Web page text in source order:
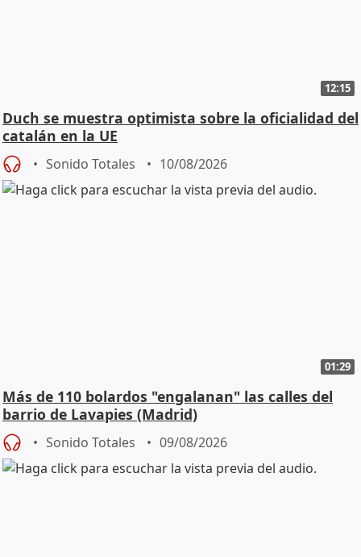
12:15
Duch se muestra optimista sobre la oficialidad del
catalán en la UE
Sonido Totales 10/08/2026
01:29
Más de 110 bolardos "engalanan" las calles del
barrio de Lavapies (Madrid)
Sonido Totales 09/08/2026